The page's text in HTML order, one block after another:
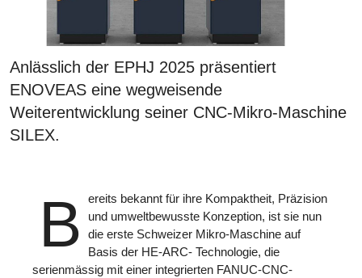
Anlässlich der EPHJ 2025 präsentiert
ENOVEAS eine wegweisende
Weiterentwicklung seiner CNC-Mikro-Maschine
SILEX.
B
ereits bekannt für ihre Kompaktheit, Präzision
und umweltbewusste Konzeption, ist sie nun
die erste Schweizer Mikro-Maschine auf
Basis der HE-ARC- Technologie, die
serienmässig mit einer integrierten FANUC-CNC-